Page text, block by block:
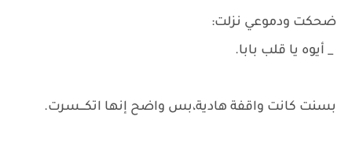
ضحكت ودموعي نزلت:
_ أيوه يا قلب بابا.
بسنت كانت واقفة هادية،بس واضح إنها اتكـــسرت.